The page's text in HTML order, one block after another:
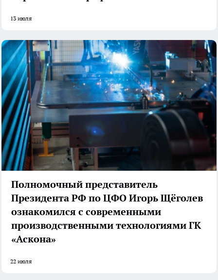
13 июля
Полномочный представитель
Президента РФ по ЦФО Игорь Щёголев
ознакомился с современными
производственными технологиями ГК
«Аскона»
22 июля